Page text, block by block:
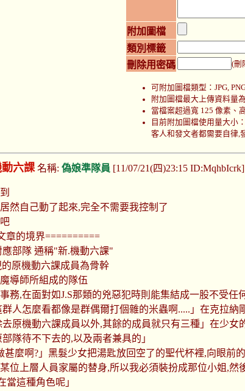
附加圖檔
類別標籤
刪除用密碼 (刪
可附加圖檔類型：JPG,
附加圖檔最大上傳資料量
當檔案超過寬 125 像素、
目前附加圖檔使用量大小
客人和發文者都需要自律,
六課名稱: 偽娘準隊員 [11/07/21(四)23:15 ID:MqhbIcrk]
然自己動了起來,完全不需要我控制了
章的境界==========
部隊 通稱"新.機動六課"
原機動六課成員為骨幹
導師所組成的隊伍
務,在面對如J.S那類的兇惡犯時則能集結成一股不受任
群人怎麼看都像是群偶爾打個雜的米蟲啊.....」在克拉
去原機動六課成員以外,其餘的成員就只有三種」在少
隊待不下去的,以及兩者兼具的」
甚麼啊?」黑髮少女把湯匙放回空了的聖代杯裡,向眼
某位上層人員家屬的替身,所以我必須裝扮成那位小姐,
當這種角色呢」